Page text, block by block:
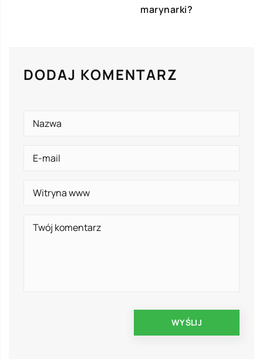
marynarki?
DODAJ KOMENTARZ